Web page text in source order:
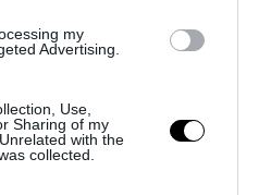
my
Advertising.
Use,
Sharing of my
with the
collected.